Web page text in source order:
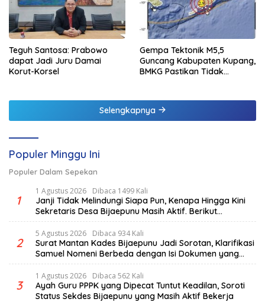
Teguh Santosa: Prabowo
dapat Jadi Juru Damai
Korut-Korsel
Gempa Tektonik M5,5
Guncang Kabupaten Kupang,
BMKG Pastikan Tidak
Selengkapnya
Populer Minggu Ini
Populer Dalam Sepekan
1
1 Agustus 2026 Dibaca 1499 Kali
Janji Tidak Melindungi Siapa Pun, Kenapa Hingga Kini
Sekretaris Desa Bijaepunu Masih Aktif. Berikut
penjelasan Ketua Komisi I DPRD TTS.
2
5 Agustus 2026 Dibaca 934 Kali
Surat Mantan Kades Bijaepunu Jadi Sorotan, Klarifikasi
Samuel Nomeni Berbeda dengan Isi Dokumen yang
Beredar
3
1 Agustus 2026 Dibaca 562 Kali
Ayah Guru PPPK yang Dipecat Tuntut Keadilan, Soroti
Status Sekdes Bijaepunu yang Masih Aktif Bekerja